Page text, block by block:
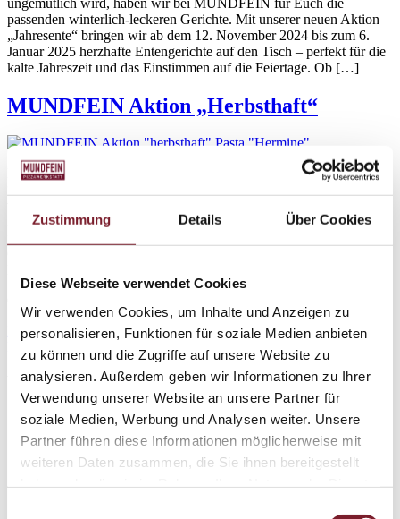
Zustimmung Details Über Cookies
Diese Webseite verwendet Cookies
Wir verwenden Cookies, um Inhalte und Anzeigen zu
personalisieren, Funktionen für soziale Medien anbieten
zu können und die Zugriffe auf unsere Website zu
analysieren. Außerdem geben wir Informationen zu Ihrer
Verwendung unserer Website an unsere Partner für
soziale Medien, Werbung und Analysen weiter. Unsere
Partner führen diese Informationen möglicherweise mit
weiteren Daten zusammen, die Sie ihnen bereitgestellt
passenden winterlich-leckeren Gerichte. Mit unserer neuen Aktion
„Jahresente“ bringen wir ab dem 12. November 2024 bis zum 6.
Januar 2025 herzhafte Entengerichte auf den Tisch – perfekt für die
kalte Jahreszeit und das Einstimmen auf die Feiertage. Ob […]
MUNDFEIN Aktion „Herbsthaft“
Es wird gemütlich bei MUNDFEIN: Die neue Aktion
könnt ihr ab dem 3. September 2024 drei köstliche, herbstlich
Impressum
Datenschutz
Folge uns!
Achim Pizza bestellen
Ahrensburg Pizza bestellen
Aurich Pizza bestellen
Bad Oldesloe Pizza bestellen